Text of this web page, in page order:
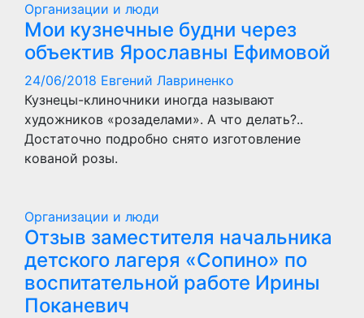
Организации и люди
Мои кузнечные будни через
объектив Ярославны Ефимовой
24/06/2018 Евгений Лавриненко
Кузнецы-клиночники иногда называют
художников «розаделами». А что делать?..
Достаточно подробно снято изготовление
кованой розы.
Организации и люди
Отзыв заместителя начальника
детского лагеря «Сопино» по
воспитательной работе Ирины
Поканевич